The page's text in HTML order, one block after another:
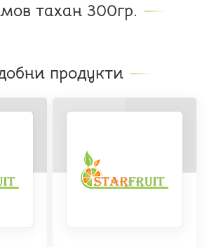
тахан 300гр.
продукти